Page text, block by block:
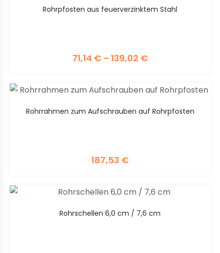
Rohrpfosten aus feuerverzinktem Stahl
71,14 € – 139,02 €
Rohrrahmen zum Aufschrauben auf Rohrpfosten
187,53 €
Rohrschellen 6,0 cm / 7,6 cm